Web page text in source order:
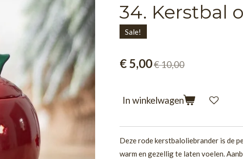
34. Kerstbal
Sale!
€ 5,00€ 10,00
In winkelwagen
Deze rode kerstbaloliebrander is de
warm en gezellig te laten voelen.